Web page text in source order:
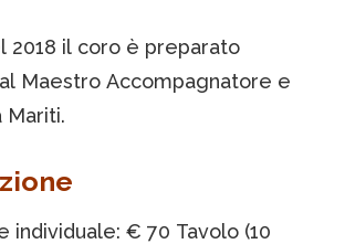
2018 il coro è preparato
Maestro Accompagnatore e
Mariti.
individuale: € 70 Tavolo (10